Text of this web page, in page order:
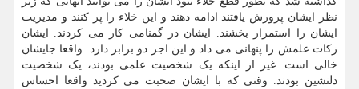
نظر ایشان پرورش یافتند ادامه دهند و این خلاء را پر کنند و مدیریت
ایشان را استمرار بخشند. ایشان در گمنامی کار می کردند. ایشان
زکات علمش را پنهانی می داد و این اجر دو برابر دارد. واقعا جایشان
خالی است. غیر از اینکه یک شخصیت علمی بودند، یک شخصیت
دلنشین بودند. وقتی که با ایشان صحبت می کردید واقعا احساس